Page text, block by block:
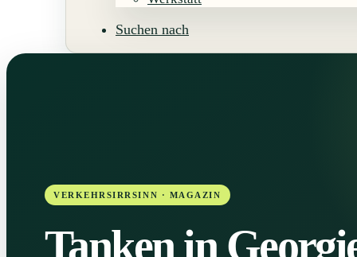
Suchen nach
Tanken in